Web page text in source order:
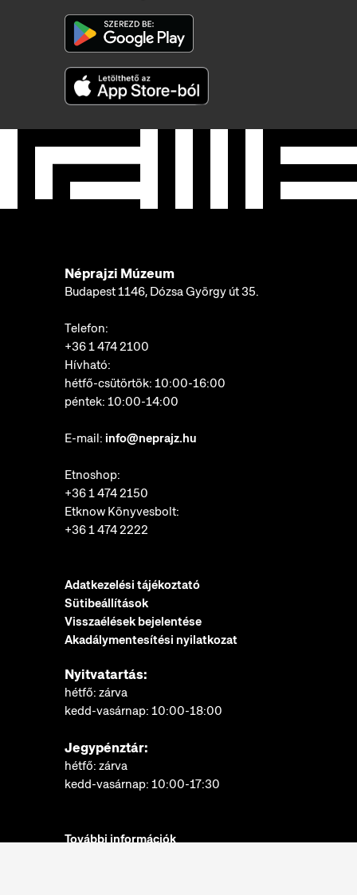
Néprajzi Múzeum
Budapest 1146, Dózsa György út 35.
Telefon:
+36 1 474 2100
Hívható:
hétfő-csütörtök: 10:00-16:00
péntek: 10:00-14:00
E-mail: info@neprajz.hu
Etnoshop:
+36 1 474 2150
Etknow Könyvesbolt:
+36 1 474 2222
Adatkezelési tájékoztató
Sütibeállítások
Visszaélések bejelentése
Akadálymentesítési nyilatkozat
Nyitvatartás:
hétfő: zárva
kedd-vasárnap: 10:00-18:00
Jegypénztár:
hétfő: zárva
kedd-vasárnap: 10:00-17:30
További információk